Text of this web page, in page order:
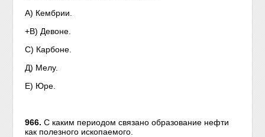
А) Кембрии.
+В) Девоне.
С) Карбоне.
Д) Мелу.
Е) Юре.
966.С каким периодом связано образование нефти
как полезного ископаемого.